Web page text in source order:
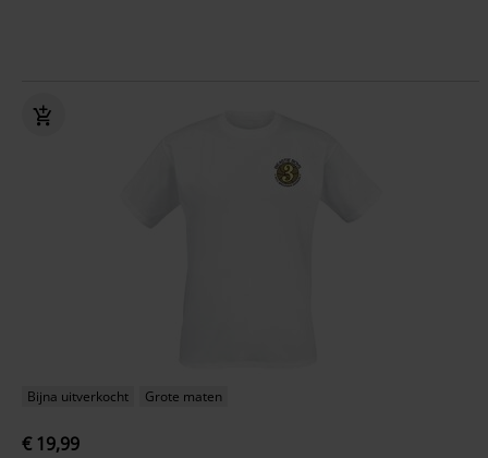
Bijna uitverkocht Grote maten
€ 19,99